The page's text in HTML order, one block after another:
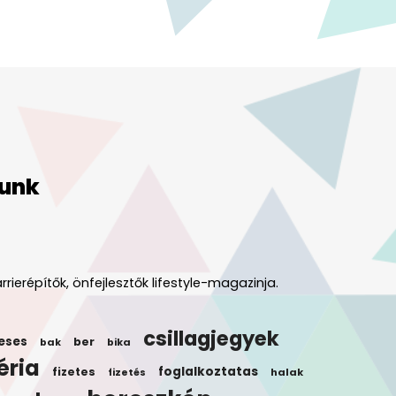
önfejlesztők lifestyle-magazinja.
bak ber bika csillagjegyek
fizetes fizetés foglalkoztatas halak